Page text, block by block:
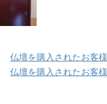
仏壇を購入されたお客
仏壇を購入されたお客